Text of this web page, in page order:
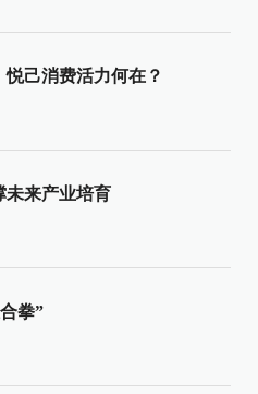
悦己消费活力何在？
未来产业培育
拳”